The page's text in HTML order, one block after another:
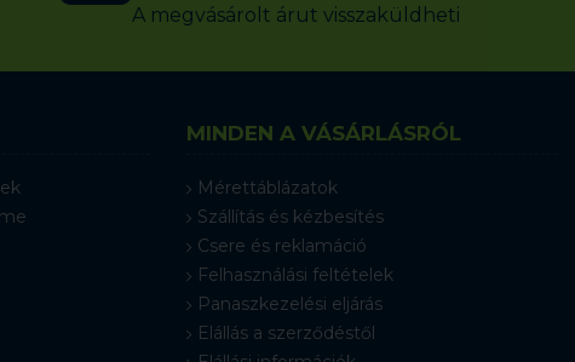
A megvásárolt árut visszaküldheti
MINDEN A VÁSÁRLÁSRÓL
Mérettáblázatok
Szállítás és kézbesítés
Csere és reklamáció
Felhasználási feltételek
Panaszkezelési eljárás
Elállás a szerződéstől